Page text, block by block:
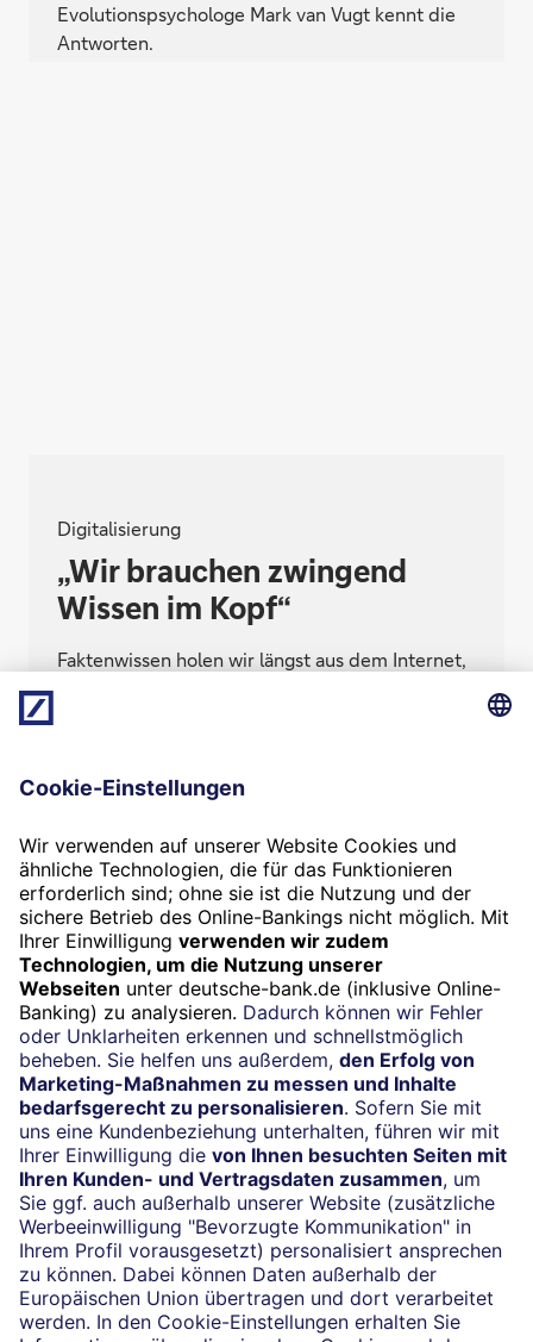
Evolutionspsychologe Mark van Vugt kennt die
Antworten.
Digitalisierung
„Wir brauchen zwingend
Wissen im Kopf“
Faktenwissen holen wir längst aus dem Internet,
Termin
Beratung vereinbaren
24/7-Kundenservice
(069) 910-100 61